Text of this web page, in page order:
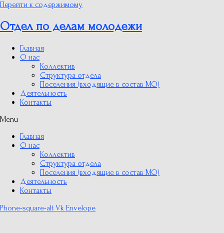
Перейти к содержимому
Отдел по делам молодежи
Главная
О нас
Коллектив
Структура отдела
Поселения (входящие в состав МО)
Деятельность
Контакты
Menu
Главная
О нас
Коллектив
Структура отдела
Поселения (входящие в состав МО)
Деятельность
Контакты
Phone-square-alt Vk Envelope